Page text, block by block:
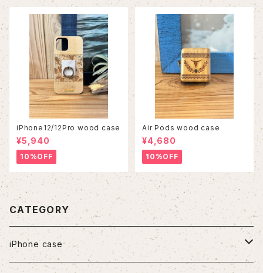
iPhone12/12Pro wood case
¥5,940
10%OFF
Air Pods wood case
¥4,680
10%OFF
CATEGORY
iPhone case